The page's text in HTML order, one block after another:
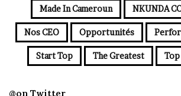
Made In Cameroun NKUNDA
Nos CEO Opportunités
Start Top The Greatest
@on Twitter